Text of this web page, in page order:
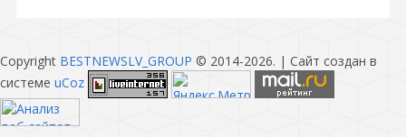
Copyright BESTNEWSLV_GROUP © 2014-2026. | Сайт создан в
системе uCoz